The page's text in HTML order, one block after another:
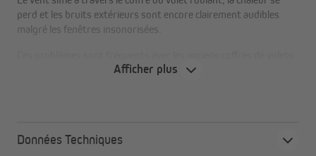
perd et les bruits extérieurs sont encore clairement audibles
malgré les fenêtres insonorisées.
roulants mal isolés. Pour obtenir une isolation complète de vos
Afficher plus
Données Techniques